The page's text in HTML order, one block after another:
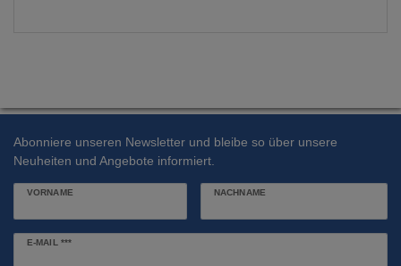
Abonniere unseren Newsletter und bleibe so über unsere
Neuheiten und Angebote informiert.
VORNAME NACHNAME
E-MAIL ***
Newsletter